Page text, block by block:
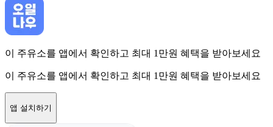
이 주유소를 앱에서 확인하고 최대 1만원 혜택을 받아보세요
이 주유소를 앱에서 확인하고 최대 1만원 혜택을 받아보세요
앱 설치하기